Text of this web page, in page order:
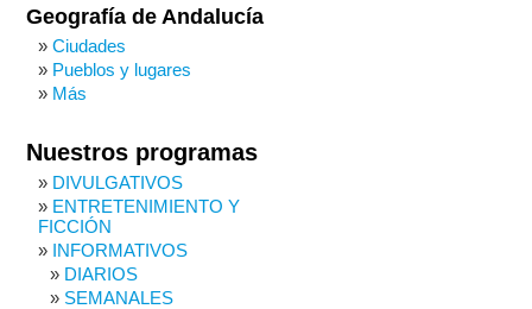
Geografía de Andalucía
Ciudades
Pueblos y lugares
Más
Nuestros programas
DIVULGATIVOS
ENTRETENIMIENTO Y
FICCIÓN
INFORMATIVOS
DIARIOS
SEMANALES